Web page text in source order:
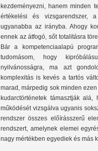
kezdeményezni, hanem minden
értékelési és vizsgarendszer,
ugyanabba az irányba. Ahogy
ennek az átfogó, sőt totalitásra
Bár a kompetenciaalapú
tudomásom, hogy
nyilvánosságra, ma azt
komplexitás is kevés a tartós
marad, márpedig sok minden
kudarctörténetek támasztják
működését vizsgálva ugyanis
rendszer összes előírásszerű
rendszert, amelynek elemei
nagy mértékben egyediek és más